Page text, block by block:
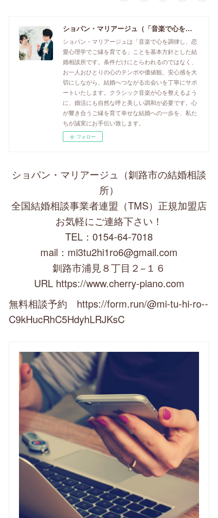
ショパン・マリアージュ（「音楽で心を調律し恋愛心理学でご縁を育てる」釧路市の結婚相談所）/ 全国結婚相談事業者連盟正規加盟店 / cherry-piano.com
ショパン・マリアージュは「音楽で心を調律し、恋
愛心理学でご縁を育てる」ことを基本方針とした結
婚相談所です。条件だけにとらわれるのではなく、
お一人おひとりの心のテンポや価値観、安心感を大
切にしながら、結婚へつながる出会いを丁寧にサポ
ートいたします。クラシック音楽が心を整えるよう
に、婚活にも自然な呼と美しい調和が必要です。心
が響き合うご縁を育て幸せな結婚への一歩を、私た
ちが誠実にお手伝い致します。
フォロー
ショパン・マリアージュ（釧路市の結婚相談
所）
全国結婚相談事業者連盟（TMS）正規加盟店
お気軽にご連絡下さい！
TEL：0154-64-7018
mail：mi3tu2hi1ro6@gmail.com
釧路市浦見８丁目２−１６
URL https://www.cherry-piano.com
無料相談予約 https://form.run/@mi-tu-hi-ro--
C9kHucRhC5HdyhLRJKsC